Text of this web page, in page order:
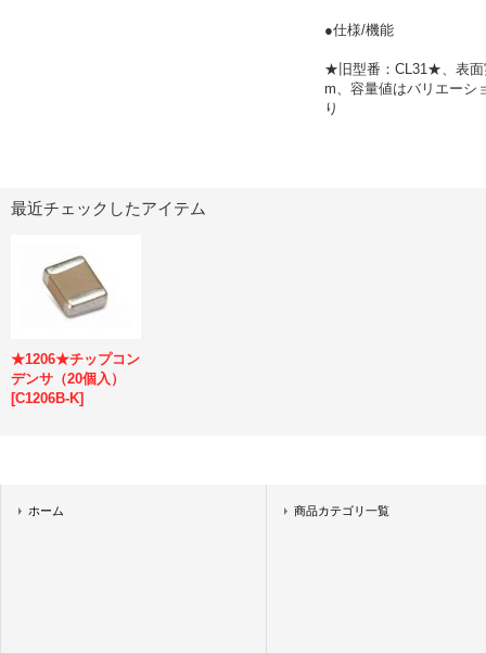
●仕様/機能
★旧型番：CL31★、表面
m、容量値はバリエーシ
り
最近チェックしたアイテム
★1206★チップコン
デンサ（20個入）
[C1206B-K]
ホーム 商品カテゴリ一覧